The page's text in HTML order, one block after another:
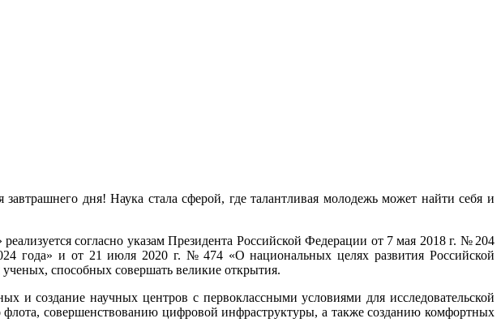
дня! Наука стала сферой, где талантливая молодежь может найти себя и
согласно указам Президента Российской Федерации от 7 мая 2018 г. № 204
года» и от 21 июля 2020 г. № 474 «О национальных целях развития Российской
способных совершать великие открытия.
и создание научных центров с первоклассными условиями для исследовательской
флота, совершенствованию цифровой инфраструктуры, а также созданию комфортных